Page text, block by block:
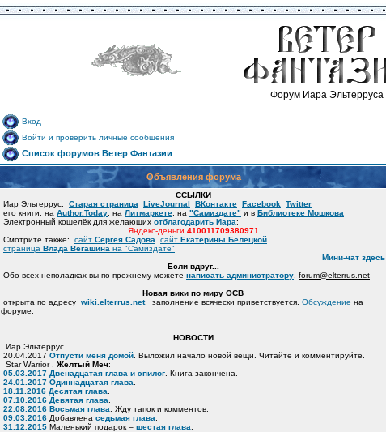
Форум Иара Эльтерруса
Вход
Войти и проверить личные сообщения
Список форумов Ветер Фантазии
Объявления форума
ССЫЛКИ
Иар Эльтеррус: Старая страница LiveJournal ВКонтакте Facebook Twitter
его книги: на Author.Today , на Литмаркете , на "Самиздате" и в Библиотеке Мошкова
Электронный кошелёк для желающих отблагодарить Иара:
Яндекс-деньги 410011709380971
Смотрите также: сайт Сергея Садова сайт Екатерины Белецкой
страница Влада Вегашина на "Самиздате"
Мини-чат здесь
Если вдруг...
Обо всех неполадках вы по-прежнему можете написать администратору forum@elterrus.net
Новая вики по миру ОСВ
открыта по адресу wiki.elterrus.net, заполнение всячески приветствуется. Обсуждение на
форуме.
НОВОСТИ
Иар Эльтеррус
20.04.2017 Отпусти меня домой . Выложил начало новой вещи. Читайте и комментируйте.
Star Warrior . Желтый Меч:
05.03.2017 Двенадцатая глава и эпилог . Книга закончена.
24.01.2017 Одиннадцатая глава
18.11.2016 Десятая глава
07.10.2016 Девятая глава
22.08.2016 Восьмая глава . Жду тапок и комментов.
09.03.2016 Добавлена седьмая глава
31.12.2015 Маленький подарок – шестая глава